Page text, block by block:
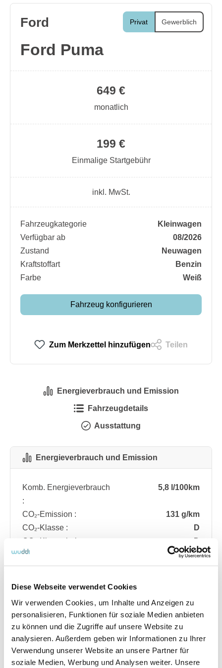
Diese Webseite verwendet Cookies
Wir verwenden Cookies, um Inhalte und Anzeigen zu
personalisieren, Funktionen für soziale Medien anbieten
zu können und die Zugriffe auf unsere Website zu
analysieren. Außerdem geben wir Informationen zu Ihrer
Verwendung unserer Website an unsere Partner für
soziale Medien, Werbung und Analysen weiter. Unsere
Privat Gewerblich
Ford
Ford Puma
199 €
Einmalige Startgebühr
649 €
monatlich
inkl. MwSt.
Fahrzeugkategorie
Kleinwagen
Verfügbar ab
08/2026
Zustand
Neuwagen
Kraftstoffart
Benzin
Farbe
Weiß
Fahrzeug konfigurieren
Zum Merkzettel hinzufügen Teilen
Energieverbrauch und Emission
Fahrzeugdetails
Ausstattung
Energieverbrauch und Emission
Komb. Energieverbrauch
:
5,8 l/100km
CO₂-Emission :
131 g/km
CO₂-Klasse :
D
CO₂-Klasse bei
entladener Batterie :
D
Fahrzeugdetails
Angebotsnummer
ABO74.101
Ausstattungslinie
ST Line
Verfügbar ab